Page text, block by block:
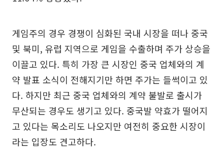
게임주의 경우 경쟁이 심화된 국내 시장을 떠나 중국
및 북미, 유럽 지역으로 게임을 수출하며 주가 상승을
이끌고 있다. 특히 가장 큰 시장인 중국 업체와의 계
약 발표 소식이 전해지기만 하면 주가는 들썩이고 있
다. 하지만 최근 중국 업체와의 계약 불발로 출시가
무산되는 경우도 생기고 있다. 중국발 약효가 떨어지
고 있다는 목소리도 나오지만 여전히 중요한 시장이
라는 입장도 견고하다.